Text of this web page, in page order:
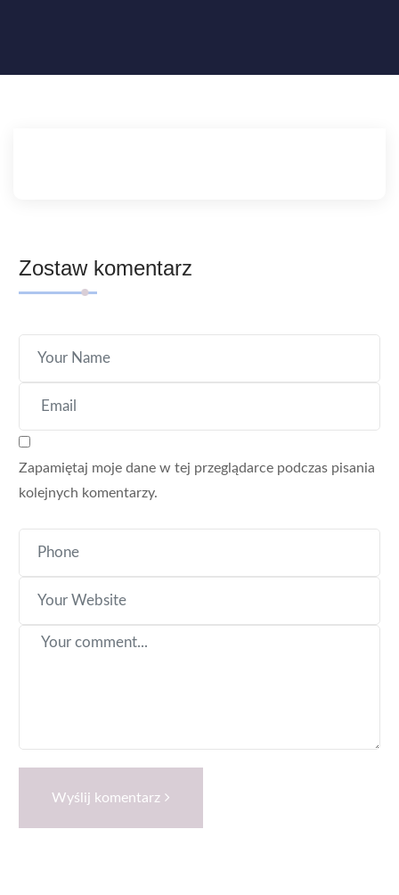
Zostaw komentarz
Zapamiętaj moje dane w tej przeglądarce podczas pisania
kolejnych komentarzy.
Wyślij komentarz